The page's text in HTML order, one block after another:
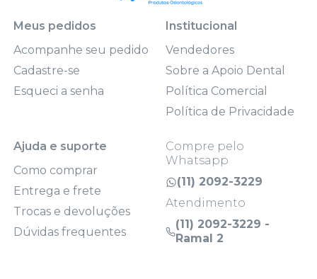
Meus pedidos
Acompanhe seu pedido
Cadastre-se
Esqueci a senha
Institucional
Vendedores
Sobre a Apoio Dental
Política Comercial
Política de Privacidade
Ajuda e suporte
Como comprar
Entrega e frete
Trocas e devoluções
Dúvidas frequentes
Compre pelo
Whatsapp
(11) 2092-3229
Atendimento
(11) 2092-3229 -
Ramal 2